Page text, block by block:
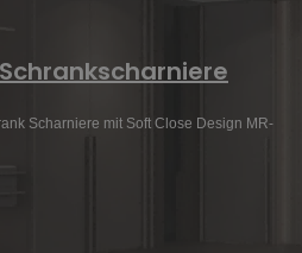
Scharniere mit Soft Close Design MR-